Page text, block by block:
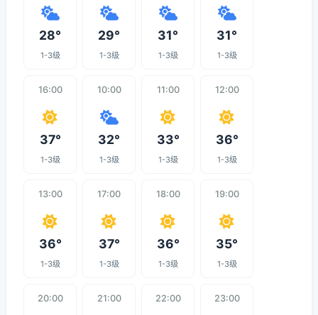
28°
1-3级
29°
1-3级
31°
1-3级
31°
1-3级
16:00
37°
1-3级
10:00
32°
1-3级
11:00
33°
1-3级
12:00
36°
1-3级
13:00
36°
1-3级
17:00
37°
1-3级
18:00
36°
1-3级
19:00
35°
1-3级
20:00 21:00 22:00 23:00